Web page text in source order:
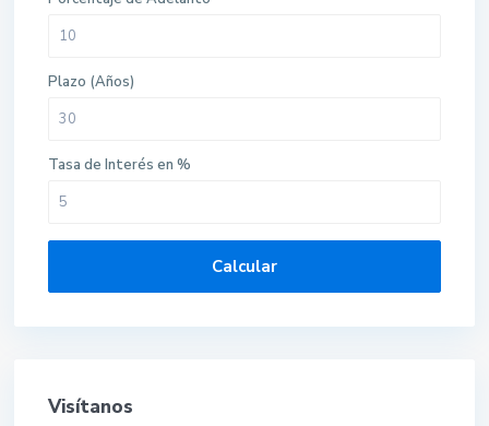
Plazo (Años)
Tasa de Interés en %
Calcular
Visítanos